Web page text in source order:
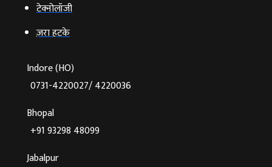
टेक्‍नोलॉजी
ज़रा हटके
Indore (HO)
0731-4220027/ 4220036
Bhopal
+91 93298 48099
Jabalpur